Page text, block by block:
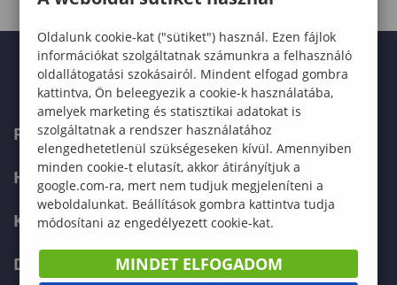
FELVÉTELIZŐKNEK
HALLGATÓKNAK
KÉPZÉSEK
DOKTORI ISKOLA
Oldalunk cookie-kat ("sütiket") használ. Ezen fájlok
információkat szolgáltatnak számunkra a felhasználó
oldallátogatási szokásairól. Mindent elfogad gombra
kattintva, Ön beleegyezik a cookie-k használatába,
amelyek marketing és statisztikai adatokat is
szolgáltatnak a rendszer használatához
elengedhetetlenül szükségeseken kívül. Amennyiben
minden cookie-t elutasít, akkor átirányítjuk a
google.com-ra, mert nem tudjuk megjeleníteni a
weboldalunkat. Beállítások gombra kattintva tudja
módosítani az engedélyezett cookie-kat.
MINDET ELFOGADOM